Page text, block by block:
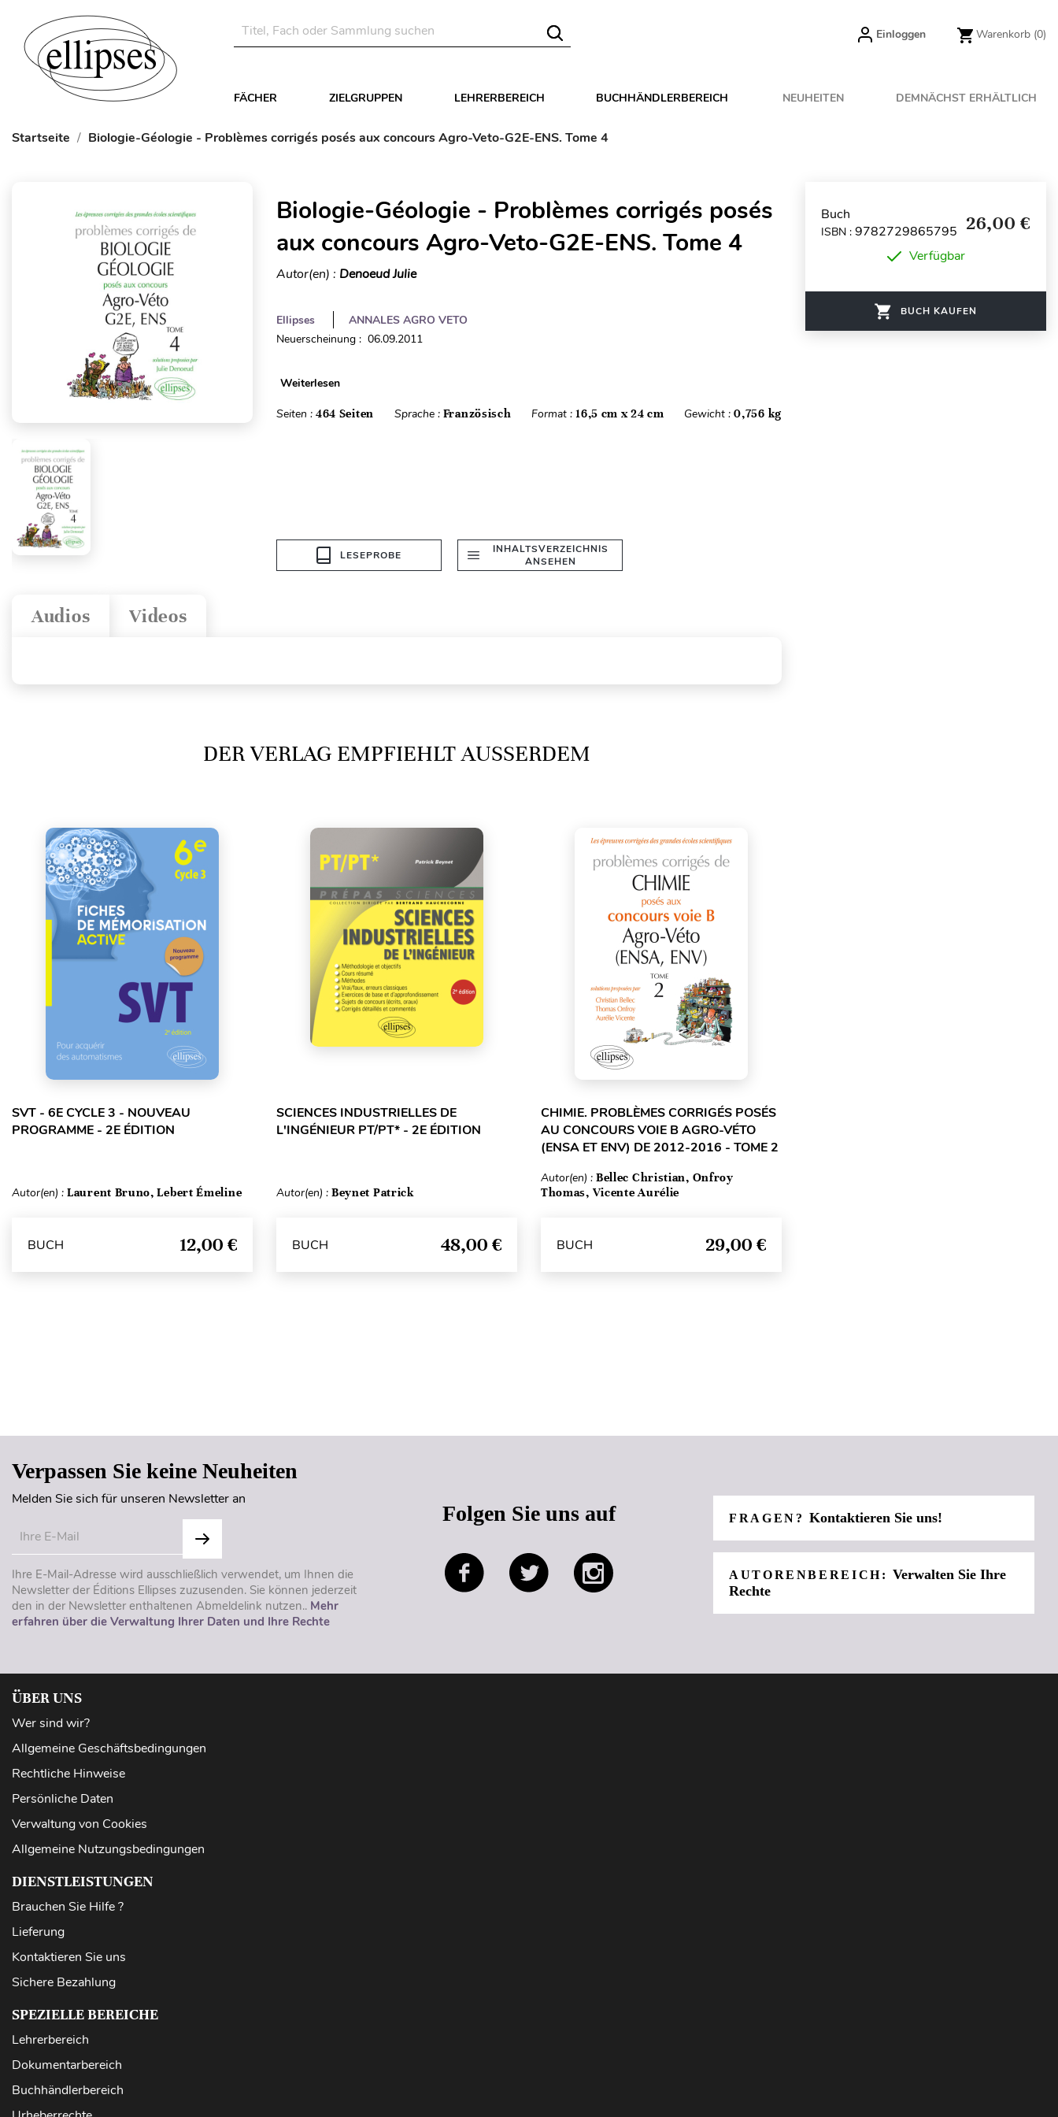
Einloggen Warenkorb (0)
FÄCHER ZIELGRUPPEN LEHRERBEREICH BUCHHÄNDLERBEREICH NEUHEITEN DEMNÄCHST ERHÄLTLICH
Startseite Biologie-Géologie - Problèmes corrigés posés aux concours Agro-Veto-G2E-ENS. Tome 4
Biologie-Géologie - Problèmes corrigés posés
aux concours Agro-Veto-G2E-ENS. Tome 4
Autor(en) : Denoeud Julie
Ellipses
ANNALES AGRO VETO
Neuerscheinung : 06.09.2011
Weiterlesen
Seiten : 464 Seiten Sprache : Französisch Format :16,5 cm x 24 cm Gewicht :0,756 kg
LESEPROBE
INHALTSVERZEICHNIS
ANSEHEN
Videos
Audios
DER VERLAG EMPFIEHLT AUSSERDEM
SVT - 6E CYCLE 3 - NOUVEAU
PROGRAMME - 2E ÉDITION
Autor(en) : Laurent Bruno, Lebert Émeline
BUCH 12,00 €
SCIENCES INDUSTRIELLES DE
L'INGÉNIEUR PT/PT* - 2E ÉDITION
Autor(en) : Beynet Patrick
BUCH 48,00 €
CHIMIE. PROBLÈMES CORRIGÉS POSÉS
AU CONCOURS VOIE B AGRO-VÉTO
(ENSA ET ENV) DE 2012-2016 - TOME 2
Autor(en) : Bellec Christian, Onfroy
Thomas, Vicente Aurélie
BUCH 29,00 €
Buch
ISBN : 9782729865795 26,00 €
Verfügbar
BUCH KAUFEN
Verpassen Sie keine Neuheiten
Melden Sie sich für unseren Newsletter an
Ihre E-Mail-Adresse wird ausschließlich verwendet, um Ihnen die
Newsletter der Éditions Ellipses zuzusenden. Sie können jederzeit
den in der Newsletter enthaltenen Abmeldelink nutzen.. Mehr
erfahren über die Verwaltung Ihrer Daten und Ihre Rechte
Folgen Sie uns auf FRAGEN?Kontaktieren Sie uns!
AUTORENBEREICH:Verwalten Sie Ihre
Rechte
ÜBER UNS
Wer sind wir?
Allgemeine Geschäftsbedingungen
Rechtliche Hinweise
Persönliche Daten
Verwaltung von Cookies
Allgemeine Nutzungsbedingungen
DIENSTLEISTUNGEN
Brauchen Sie Hilfe ?
Lieferung
Kontaktieren Sie uns
Sichere Bezahlung
SPEZIELLE BEREICHE
Lehrerbereich
Dokumentarbereich
Buchhändlerbereich